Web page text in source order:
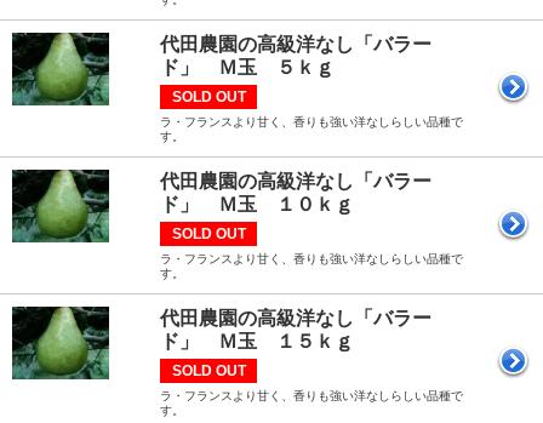
代田農園の高級洋なし「バラー
ド」 Ｍ玉 ５ｋｇ
SOLD OUT
ラ・フランスより甘く、香りも強い洋なしらしい品種で
す。
代田農園の高級洋なし「バラー
ド」 Ｍ玉 １０ｋｇ
SOLD OUT
ラ・フランスより甘く、香りも強い洋なしらしい品種で
す。
代田農園の高級洋なし「バラー
ド」 Ｍ玉 １５ｋｇ
SOLD OUT
ラ・フランスより甘く、香りも強い洋なしらしい品種で
す。